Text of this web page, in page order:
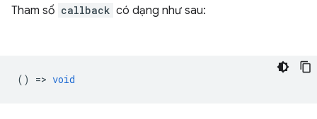
Tham số callback có dạng như sau:
() => void